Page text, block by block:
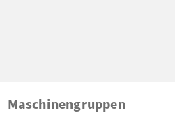
Maschinengruppen